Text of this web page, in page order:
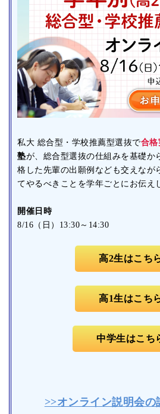
私大 総合型・学校推薦型選抜で合格
塾が、総合型選抜の仕組みを基礎か
格した先輩の出願例なども交えなが
てやるべきことを学年ごとにお伝え
開催日時
8/16（日）13:30～14:30
高2生はこち
高1生はこち
中学生はこち
>>オンライン説明会の